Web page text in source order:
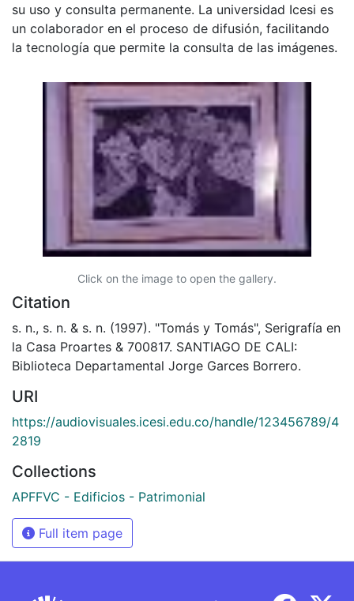
su uso y consulta permanente. La universidad Icesi es
un colaborador en el proceso de difusión, facilitando
la tecnología que permite la consulta de las imágenes.
Click on the image to open the gallery.
Citation
s. n., s. n. & s. n. (1997). "Tomás y Tomás", Serigrafía en
la Casa Proartes & 700817. SANTIAGO DE CALI:
Biblioteca Departamental Jorge Garces Borrero.
URI
https://audiovisuales.icesi.edu.co/handle/123456789/4
2819
Collections
APFFVC - Edificios - Patrimonial
Full item page